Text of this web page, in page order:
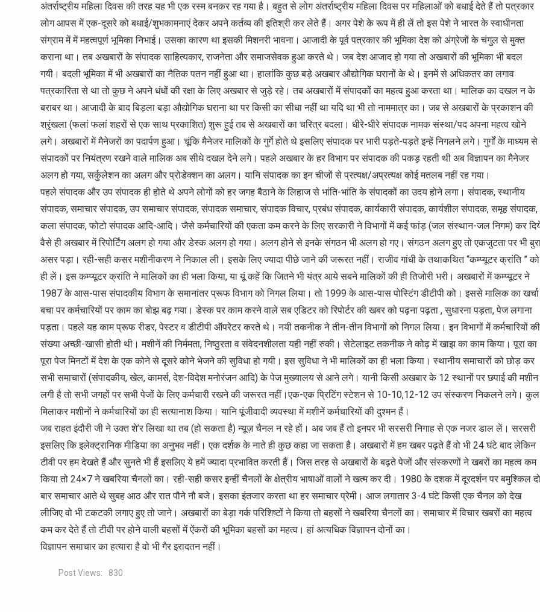
अंतर्राष्ट्रीय महिला दिवस की तरह यह भी एक रस्म बनकर रह गया है। बहुत से लोग अंतर्राष्ट्रीय महिला दिवस पर महिलाओं को बधाई देते हैं तो पत्रकार
लोग आपस में एक-दूसरे को बधाई/शुभकामनाएं देकर अपने कर्तव्य की इतिश्री कर लेते हैं। अगर पेशे के रूप में ही लें तो इस पेशे ने भारत के स्वाधीनता
संग्राम में में महत्वपूर्ण भूमिका निभाई। उसका कारण था इसकी मिशनरी भावना। आजादी के पूर्व पत्रकार की भूमिका देश को अंग्रेजों के चंगुल से मुक्त
कराना था। तब अखबारों के संपादक साहित्यकार, राजनेता और समाजसेवक हुआ करते थे। जब देश आजाद हो गया तो अखबारों की भूमिका भी बदल
गयी। बदली भूमिका में भी अखबारों का नैतिक पतन नहीं हुआ था। हालांकि कुछ बड़े अखबार औद्योगिक घरानों के थे। इनमें से अधिकतर का लगाव
पत्रकारिता से था तो कुछ ने अपने धंधों की रक्षा के लिए अखबार से जुड़े रहे। तब अखबारों में संपादकों का महत्व हुआ करता था। मालिक का दखल न के
बराबर था। आजादी के बाद बिड़ला बड़ा औद्योगिक घराना था पर किसी का सीधा नहीं था यदि था भी तो नाममात्र का। जब से अखबारों के प्रकाशन की
श्रृंखला (फलां फलां शहरों से एक साथ प्रकाशित) शुरू हुई तब से अखबारों का चरित्र बदला। धीरे-धीरे संपादक नामक संस्था/पद अपना महत्व खोने
लगे। अखबारों में मैनेजरों का पदार्पण हुआ। चूंकि मैनेजर मालिकों के गुर्गे होते थे इसलिए संपादक पर भारी पड़ते-पड़ते इन्हें निगलने लगे। गुर्गों के माध्यम से
संपादकों पर नियंत्रण रखने वाले मालिक अब सीधे दखल देने लगे। पहले अखबार के हर विभाग पर संपादक की पकड़ रहती थी अब विज्ञापन का मैनेजर
अलग हो गया, सर्कुलेशन का अलग और प्रोडेक्शन का अलग। यानि संपादक का इन चीजों से प्रत्यक्ष/अप्रत्यक्ष कोई मतलब नहीं रह गया।
पहले संपादक और उप संपादक ही होते थे अपने लोगों को हर जगह बैठाने के लिहाज से भांति-भांति के संपादकों का उदय होने लगा। संपादक, स्थानीय
संपादक, समाचार संपादक, उप समाचार संपादक, संपादक समाचार, संपादक विचार, प्रबंध संपादक, कार्यकारी संपादक, कार्यशील संपादक, समूह संपादक,
कला संपादक, फोटो संपादक आदि-आदि। जैसे कर्मचारियों की एकता कम करने के लिए सरकारी ने विभागों में कई फांड़ (जल संस्थान-जल निगम) कर
वैसे ही अखबार में रिपोर्टिंग अलग हो गया और डेस्क अलग हो गया। अलग होने से इनके संगठन भी अलग हो गए। संगठन अलग हुए तो एकजुटता पर भी
असर पड़ा। रही-सही कसर मशीनीकरण ने निकाल ली। इसके लिए ज्यादा पीछे जाने की जरूरत नहीं। राजीव गांधी के तथाकथित “कम्प्यूटर क्रांति ” को
ही लें। इस कम्प्यूटर क्रांति ने मालिकों का ही भला किया, या यूं कहें कि जितने भी यंत्र आये सबने मालिकों की ही तिजोरी भरी। अखबारों में कम्प्यूटर ने
1987 के आस-पास संपादकीय विभाग के समानांतर प्रूफ विभाग को निगल लिया। तो 1999 के आस-पास पोस्टिंग डीटीपी को। इससे मालिक का खर्चा
बचा पर कर्मचारियों पर काम का बोझ बढ़ गया। डेस्क पर काम करने वाले सब एडिटर को रिपोर्टर की खबर को पढ़ना पढ़ता , सुधारना पड़ता, पेज लगाना
पड़ता। पहले यह काम प्रूफ रीडर, पेस्टर व डीटीपी ऑपरेटर करते थे। नयी तकनीक ने तीन-तीन विभागों को निगल लिया। इन विभागों में कर्मचारियों की
संख्या अच्छी-खासी होती थी। मशीनें की निर्ममता, निष्ठुरता व संवेदनशीलता यही नहीं रुकी। सेटेलाइट तकनीक ने कोढ़ में खाझ का काम किया। पूरा का
पूरा पेज मिनटों में देश के एक कोने से दूसरे कोने भेजने की सुविधा हो गयी। इस सुविधा ने भी मालिकों का ही भला किया। स्थानीय समाचारों को छोड़ कर
सभी समाचारों (संपादकीय, खेल, कामर्स, देश-विदेश मनोरंजन आदि) के पेज मुख्यालय से आने लगे। यानी किसी अखबार के 12 स्थानों पर छपाई की मशीन
लगी है तो सभी जगहों पर सभी पेजों के लिए कर्मचारी रखने की जरूरत नहीं।एक-एक प्रिटिंग स्टेशन से 10-10,12-12 उप संस्करण निकलने लगे। कुल
मिलाकर मशीनों ने कर्मचारियों का ही सत्यानाश किया। यानि पूंजीवादी व्यवस्था में मशीनें कर्मचारियों की दुश्मन हैं।
जब राहत इंदौरी जी ने उक्त शे’र लिखा था तब (हो सकता है) न्यूज़ चैनल न रहे हों। अब जब हैं तो इनपर भी सरसरी निगाह से एक नजर डाल लें। सरसरी
इसलिए कि इलेक्ट्रानिक मीडिया का अनुभव नहीं। एक दर्शक के नाते ही कुछ कहा जा सकता है। अखबारों में हम खबर पढ़ते हैं वो भी 24 घंटे बाद लेकिन
टीवी पर हम देखते हैं और सुनते भी हैं इसलिए ये हमें ज्यादा प्रभावित करती हैं। जिस तरह से अखबारों के बढ़ते पेजों और संस्करणों ने खबरों का महत्व कम
किया तो 24×7 ने खबरिया चैनलों का। रही-सही कसर इन्हीं चैनलों के क्षेत्रीय भाषाओं वालों ने खत्म कर दी। 1980 के दशक में दूरदर्शन पर बमुश्किल दो
बार समाचार आते थे सुबह आठ और रात पौने नौ बजे। इसका इंतजार करता था हर समाचार प्रेमी। आज लगातार 3-4 घंटे किसी एक चैनल को देख
लीजिए वो भी टकटकी लगाए हुए तो जाने। अखबारों का बेड़ा गर्क परिशिष्टों ने किया तो बहसों ने खबरिया चैनलों का। समाचार में विचार खबरों का महत्व
कम कर देते हैं तो टीवी पर होने वाली बहसों में ऐंकरों की भूमिका बहसों का महत्व। हां अत्यधिक विज्ञापन दोनों का।
विज्ञापन समाचार का हत्यारा है वो भी गैर इरादतन नहीं।
Post Views: 830